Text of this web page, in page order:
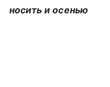
носить и осенью